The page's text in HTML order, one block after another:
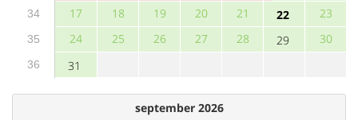
34 17 18 19 20 21 22 23
35 24 25 26 27 28 29 30
36 31
september 2026